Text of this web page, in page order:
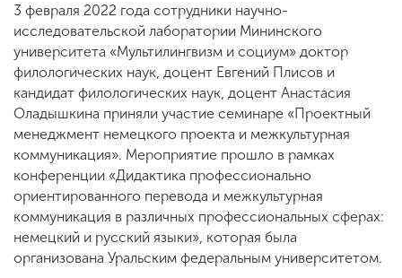
3 февраля 2022 года сотрудники научно-
исследовательской лаборатории Мининского
университета «Мультилингвизм и социум» доктор
филологических наук, доцент Евгений Плисов и
кандидат филологических наук, доцент Анастасия
Оладышкина приняли участие семинаре «Проектный
менеджмент немецкого проекта и межкультурная
коммуникация». Мероприятие прошло в рамках
конференции «Дидактика профессионально
ориентированного перевода и межкультурная
коммуникация в различных профессиональных сферах:
немецкий и русский языки», которая была
организована Уральским федеральным университетом.